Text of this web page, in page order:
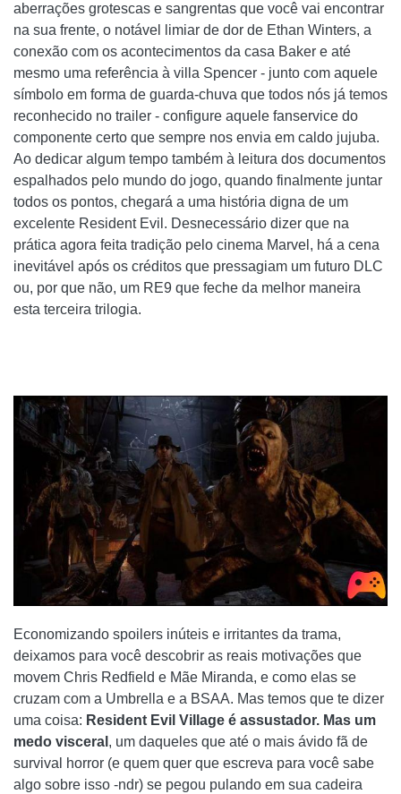
aberrações grotescas e sangrentas que você vai encontrar
na sua frente, o notável limiar de dor de Ethan Winters, a
conexão com os acontecimentos da casa Baker e até
mesmo uma referência à villa Spencer - junto com aquele
símbolo em forma de guarda-chuva que todos nós já temos
reconhecido no trailer - configure aquele fanservice do
componente certo que sempre nos envia em caldo jujuba.
Ao dedicar algum tempo também à leitura dos documentos
espalhados pelo mundo do jogo, quando finalmente juntar
todos os pontos, chegará a uma história digna de um
excelente Resident Evil. Desnecessário dizer que na
prática agora feita tradição pelo cinema Marvel, há a cena
inevitável após os créditos que pressagiam um futuro DLC
ou, por que não, um RE9 que feche da melhor maneira
esta terceira trilogia.
Economizando spoilers inúteis e irritantes da trama,
deixamos para você descobrir as reais motivações que
movem Chris Redfield e Mãe Miranda, e como elas se
cruzam com a Umbrella e a BSAA. Mas temos que te dizer
uma coisa: Resident Evil Village é assustador. Mas um
medo visceral , um daqueles que até o mais ávido fã de
survival horror (e quem quer que escreva para você sabe
algo sobre isso -ndr) se pegou pulando em sua cadeira